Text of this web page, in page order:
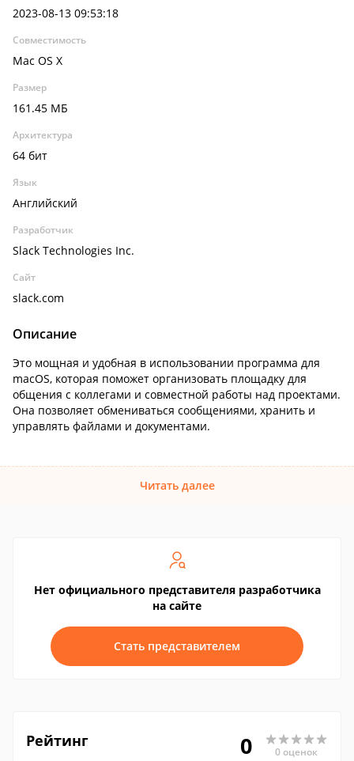
2023-08-13 09:53:18
Совместимость
Mac OS X
Размер
161.45 МБ
Архитектура
64 бит
Язык
Английский
Разработчик
Slack Technologies Inc.
Сайт
slack.com
Описание
Это мощная и удобная в использовании программа для
macOS, которая поможет организовать площадку для
общения с коллегами и совместной работы над проектами.
Она позволяет обмениваться сообщениями, хранить и
управлять файлами и документами.
Читать далее
Нет официального представителя разработчика
на сайте
Стать представителем
Рейтинг 0 0 оценок